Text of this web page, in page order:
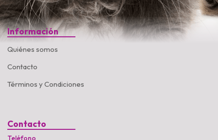
Información
Quiénes somos
Contacto
Términos y Condiciones
Contacto
Teléfono